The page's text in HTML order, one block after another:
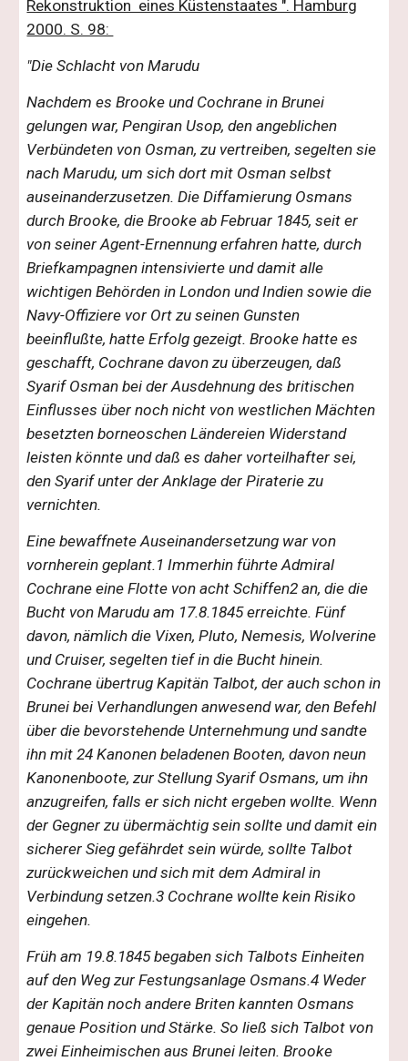
Rekonstruktion eines Küstenstaates ". Hamburg
2000. S. 98:
"Die Schlacht von Marudu
Nachdem es Brooke und Cochrane in Brunei
gelungen war, Pengiran Usop, den angeblichen
Verbündeten von Osman, zu vertreiben, segelten sie
nach Marudu, um sich dort mit Osman selbst
auseinanderzusetzen. Die Diffamierung Osmans
durch Brooke, die Brooke ab Februar 1845, seit er
von seiner Agent-Ernennung erfahren hatte, durch
Briefkampagnen intensivierte und damit alle
wichtigen Behörden in London und Indien sowie die
Navy-Offiziere vor Ort zu seinen Gunsten
beeinflußte, hatte Erfolg gezeigt. Brooke hatte es
geschafft, Cochrane davon zu überzeugen, daß
Syarif Osman bei der Ausdehnung des britischen
Einflusses über noch nicht von westlichen Mächten
besetzten borneoschen Ländereien Widerstand
leisten könnte und daß es daher vorteilhafter sei,
den Syarif unter der Anklage der Piraterie zu
vernichten.
Eine bewaffnete Auseinandersetzung war von
vornherein geplant.1 Immerhin führte Admiral
Cochrane eine Flotte von acht Schiffen2 an, die die
Bucht von Marudu am 17.8.1845 erreichte. Fünf
davon, nämlich die Vixen, Pluto, Nemesis, Wolverine
und Cruiser, segelten tief in die Bucht hinein.
Cochrane übertrug Kapitän Talbot, der auch schon in
Brunei bei Verhandlungen anwesend war, den Befehl
über die bevorstehende Unternehmung und sandte
ihn mit 24 Kanonen beladenen Booten, davon neun
Kanonenboote, zur Stellung Syarif Osmans, um ihn
anzugreifen, falls er sich nicht ergeben wollte. Wenn
der Gegner zu übermächtig sein sollte und damit ein
sicherer Sieg gefährdet sein würde, sollte Talbot
zurückweichen und sich mit dem Admiral in
Verbindung setzen.3 Cochrane wollte kein Risiko
eingehen.
Früh am 19.8.1845 begaben sich Talbots Einheiten
auf den Weg zur Festungsanlage Osmans.4 Weder
der Kapitän noch andere Briten kannten Osmans
genaue Position und Stärke. So ließ sich Talbot von
zwei Einheimischen aus Brunei leiten. Brooke